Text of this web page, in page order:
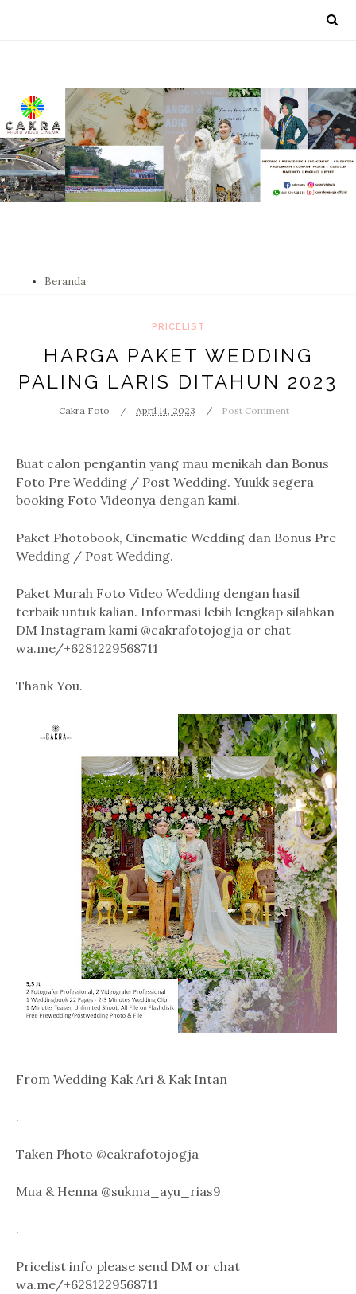
Beranda
PRICELIST
HARGA PAKET WEDDING
PALING LARIS DITAHUN 2023
Cakra Foto April 14, 2023 Post Comment
Buat calon pengantin yang mau menikah dan Bonus
Foto Pre Wedding / Post Wedding. Yuukk segera
booking Foto Videonya dengan kami.
Paket Photobook, Cinematic Wedding dan Bonus Pre
Wedding / Post Wedding.
Paket Murah Foto Video Wedding dengan hasil
terbaik untuk kalian. Informasi lebih lengkap silahkan
DM Instagram kami @cakrafotojogja or chat
wa.me/+6281229568711
Thank You.
From Wedding Kak Ari & Kak Intan
.
Taken Photo @cakrafotojogja
Mua & Henna @sukma_ayu_rias9
.
Pricelist info please send DM or chat
wa.me/+6281229568711